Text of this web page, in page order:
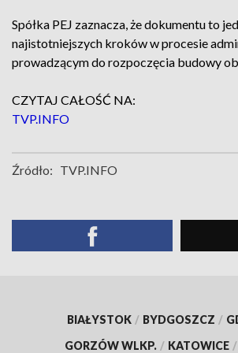
Spółka PEJ zaznacza, że dokumentu to
najistotniejszych kroków w procesie
prowadzącym do rozpoczęcia budowy
CZYTAJ CAŁOŚĆ NA:
TVP.INFO
Źródło: TVP.INFO
BIAŁYSTOK / BYDGOSZCZ /
GORZÓW WLKP. / KATOWICE /